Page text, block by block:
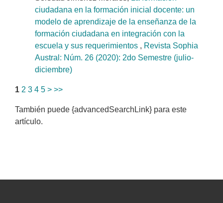
ciudadana en la formación inicial docente: un
modelo de aprendizaje de la enseñanza de la
formación ciudadana en integración con la
escuela y sus requerimientos , Revista Sophia
Austral: Núm. 26 (2020): 2do Semestre (julio-
diciembre)
1 2 3 4 5 > >>
También puede {advancedSearchLink} para este
artículo.